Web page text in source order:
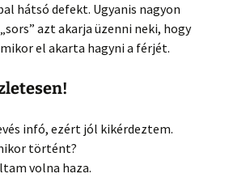
hátsó defekt. Ugyanis nagyon
azt akarja üzenni neki, hogy
el akarta hagyni a férjét.
infó, ezért jól kikérdeztem.
történt?
volna haza.